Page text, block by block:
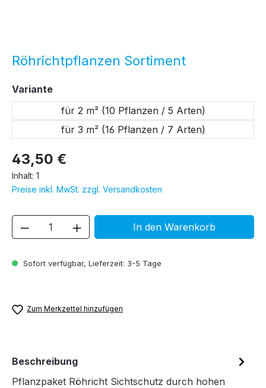
Röhrichtpflanzen Sortiment
43,50 €
Inhalt: 1
Preise inkl. MwSt. zzgl. Versandkosten
Sofort verfügbar, Lieferzeit: 3-5 Tage
Varianteauswählen
für 2 m² (10 Pflanzen / 5 Arten)
für 3 m² (16 Pflanzen / 7 Arten)
Produkt Anzahl: Gib denIn den Warenkorb
Zum Merkzettel hinzufügen
Beschreibung
Pflanzpaket Röhricht Sichtschutz durch hohen